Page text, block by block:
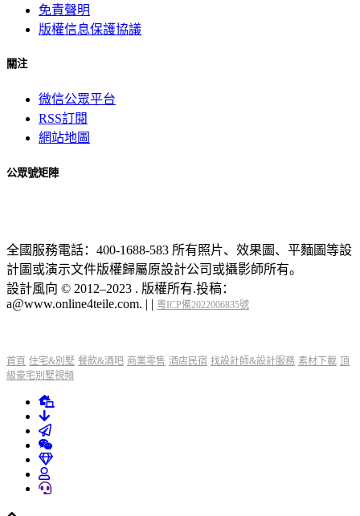
免責聲明
版權信息保護協議
關注
微信公眾平台
RSS訂閱
網站地圖
公眾號矩陣
全國服務電話：400-1688-583 所有照片、效果圖、平麵圖等設
計圖或演示文件版權歸屬原設計公司或攝影師所有。
設計風向 © 2012–2023 . 版權所有.投稿：
a@www.online4teile.com. | | 粵ICP備2022006835號
首頁 住宅&別墅 餐飲&酒吧 商業零售 酒店民宿 找設計師&設計服務 素材下載 頂
級豪宅別墅視頻